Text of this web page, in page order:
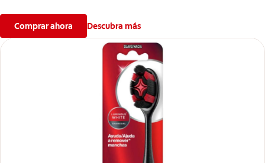
Comprar ahora Descubra más